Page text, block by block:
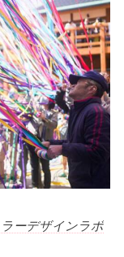
ーデザインラボ